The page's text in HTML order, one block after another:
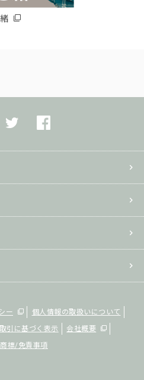
ー
個人情報の取扱いについて
引に基づく表示
会社概要
標/免責事項